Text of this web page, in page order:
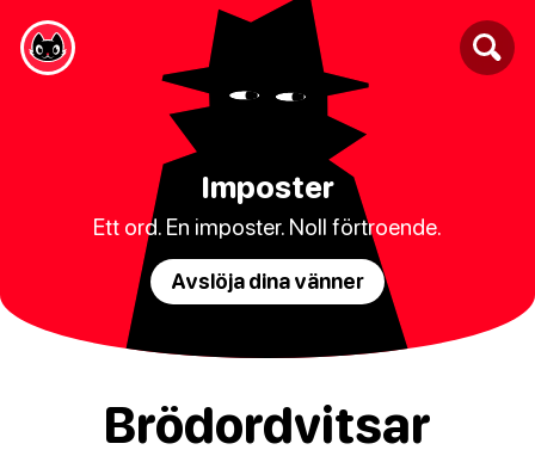
Imposter
Ett ord. En imposter. Noll förtroende.
Avslöja dina vänner
Brödordvitsar